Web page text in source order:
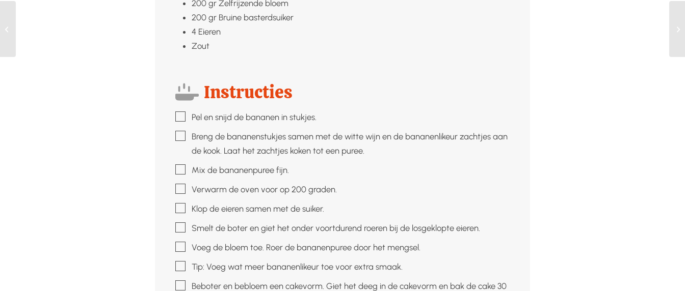
200 gr Zelfrijzende bloem
200 gr Bruine basterdsuiker
4 Eieren
Zout
Instructies
▢Pel en snijd de bananen in stukjes.
▢Breng de bananenstukjes samen met de witte wijn en de bananenlikeur zachtjes aan
de kook. Laat het zachtjes koken tot een puree.
▢Mix de bananenpuree fijn.
▢Verwarm de oven voor op 200 graden.
▢Klop de eieren samen met de suiker.
▢Smelt de boter en giet het onder voortdurend roeren bij de losgeklopte eieren.
▢Voeg de bloem toe. Roer de bananenpuree door het mengsel.
▢
Tip: Voeg wat meer bananenlikeur toe voor extra smaak.
▢Beboter en bebloem een cakevorm. Giet het deeg in de cakevorm en bak de cake 30